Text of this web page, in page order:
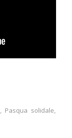
, Pasqua solidale,